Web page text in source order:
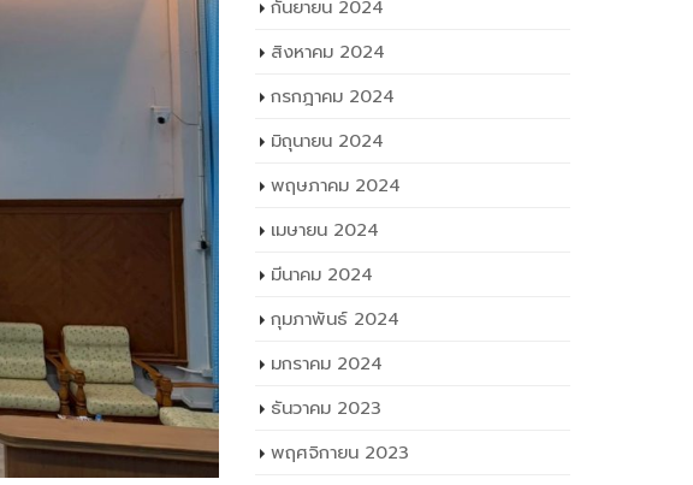
กันยายน 2024
สิงหาคม 2024
กรกฎาคม 2024
มิถุนายน 2024
พฤษภาคม 2024
เมษายน 2024
มีนาคม 2024
กุมภาพันธ์ 2024
มกราคม 2024
ธันวาคม 2023
พฤศจิกายน 2023